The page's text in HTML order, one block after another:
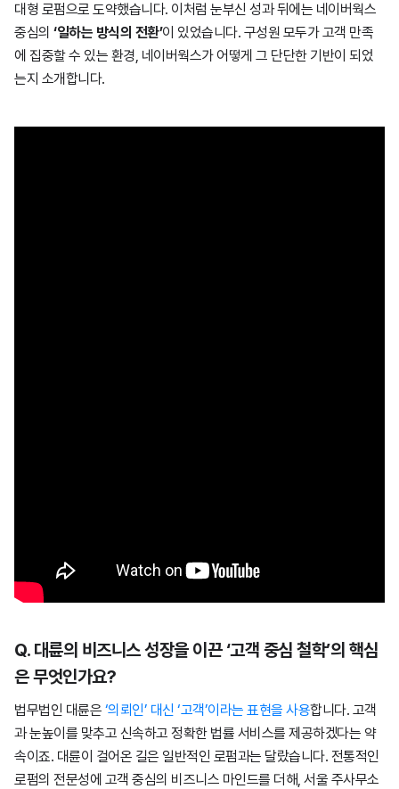
대형 로펌으로 도약했습니다. 이처럼 눈부신 성과 뒤에는 네이버웍스
중심의 ‘일하는 방식의 전환’이 있었습니다. 구성원 모두가 고객 만족
에 집중할 수 있는 환경, 네이버웍스가 어떻게 그 단단한 기반이 되었
는지 소개합니다.
Q. 대륜의 비즈니스 성장을 이끈 ‘고객 중심 철학’의 핵심
은 무엇인가요?
법무법인 대륜은 ‘의뢰인’ 대신 ‘고객’이라는 표현을 사용합니다. 고객
과 눈높이를 맞추고 신속하고 정확한 법률 서비스를 제공하겠다는 약
속이죠. 대륜이 걸어온 길은 일반적인 로펌과는 달랐습니다. 전통적인
로펌의 전문성에 고객 중심의 비즈니스 마인드를 더해, 서울 주사무소